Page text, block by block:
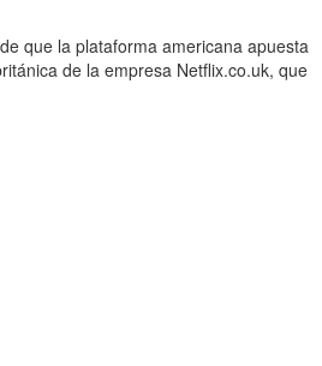
que la plataforma americana apuesta
de la empresa Netflix.co.uk, que